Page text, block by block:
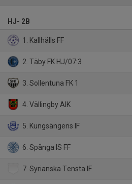
HJ- 2B
1. Kallhälls FF
2. Täby FK HJ/07:3
3. Sollentuna FK 1
4. Vällingby AIK
5. Kungsängens IF
6. Spånga IS FF
7. Syrianska Tensta IF